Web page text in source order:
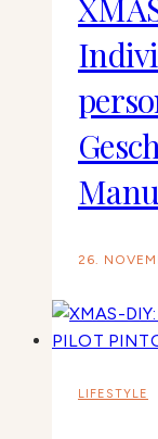
26.
LIFESTYLE